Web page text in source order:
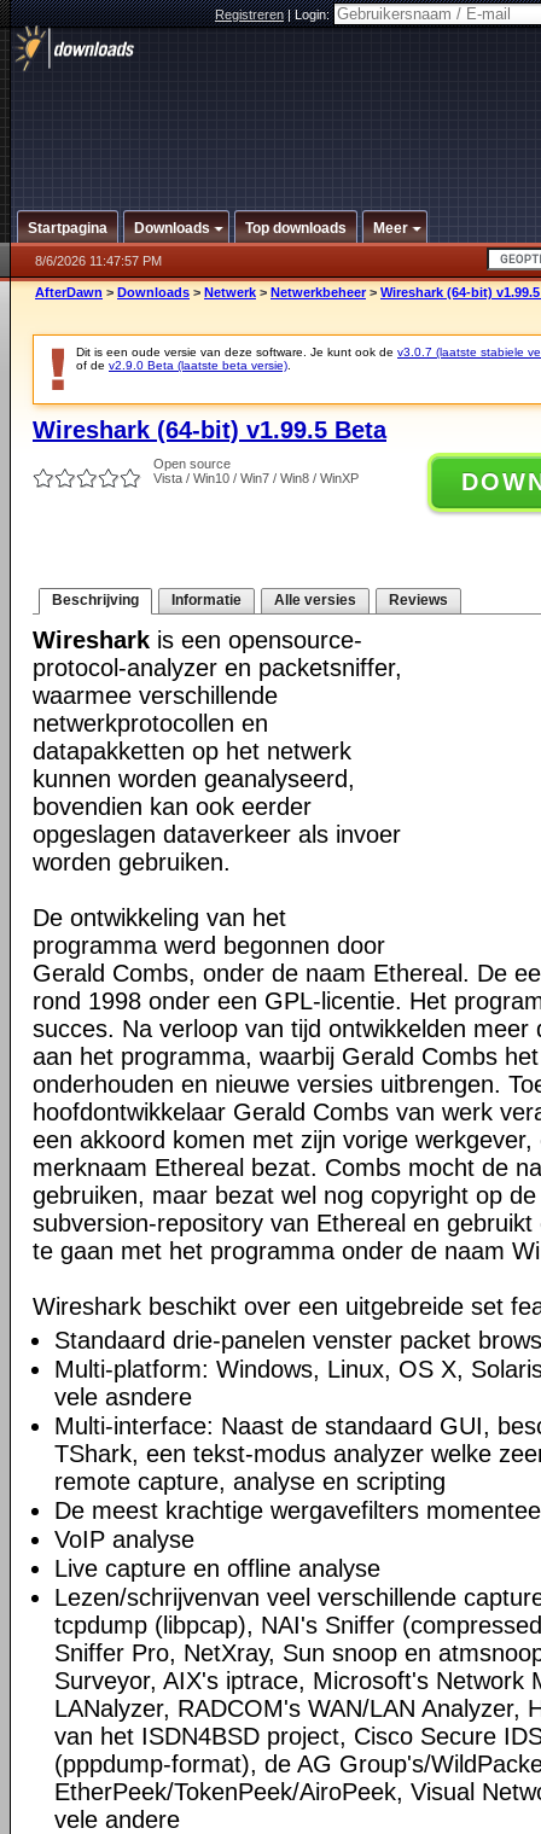
Registreren|Login:
Startpagina Downloads Top downloads Meer
8/6/2026 11:47:57 PM
AfterDawn > Downloads > Netwerk > Netwerkbeheer > Wireshark (64-bit)
Dit is een oude versie van deze software. Je kunt ook de v3.0.7 (laatste stabiele
of de v2.9.0 Beta (laatste beta versie)
Wireshark (64-bit) v1.99.5 Beta
Open source
Vista / Win10 / Win7 / Win8 / WinXP
Beschrijving Informatie Alle versies Reviews
Wireshark is een opensource-
protocol-analyzer en packetsniffer,
waarmee verschillende
netwerkprotocollen en
datapakketten op het netwerk
kunnen worden geanalyseerd,
bovendien kan ook eerder
opgeslagen dataverkeer als invoer
worden gebruiken.
De ontwikkeling van het
programma werd begonnen door
Gerald Combs, onder de naam Ethereal. De
rond 1998 onder een GPL-licentie. Het
succes. Na verloop van tijd ontwikkelden meer
aan het programma, waarbij Gerald Combs
onderhouden en nieuwe versies uitbrengen.
hoofdontwikkelaar Gerald Combs van werk
een akkoord komen met zijn vorige
merknaam Ethereal bezat. Combs mocht de
gebruiken, maar bezat wel nog copyright op
subversion-repository van Ethereal en
te gaan met het programma onder de naam
Wireshark beschikt over een uitgebreide set
Standaard drie-panelen venster packet
Multi-platform: Windows, Linux, OS X,
vele asndere
Multi-interface: Naast de standaard GUI,
TShark, een tekst-modus analyzer welke
remote capture, analyse en scripting
De meest krachtige wergavefilters
VoIP analyse
Live capture en offline analyse
Lezen/schrijvenvan veel verschillende
tcpdump (libpcap), NAI's Sniffer
Sniffer Pro, NetXray, Sun snoop en
Surveyor, AIX's iptrace, Microsoft's Network
LANalyzer, RADCOM's WAN/LAN Analyzer,
van het ISDN4BSD project, Cisco Secure
(pppdump-format), de AG Group's/
EtherPeek/TokenPeek/AiroPeek, Visual
vele andere